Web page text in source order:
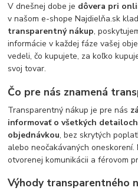
V dnešnej dobe je dôvera pri
v našom e-shope Najdielňa.sk
transparentný nákup,
informácie v každej fáze vašej
vedeli, čo kupujete, za koľko
svoj tovar.
Čo pre nás znamená
Transparentný nákup je pre nás
informovať o všetkých
objednávkou, bez skrytých
alebo neočakávaných
otvorenej komunikácii a férovom
Výhody transparentného